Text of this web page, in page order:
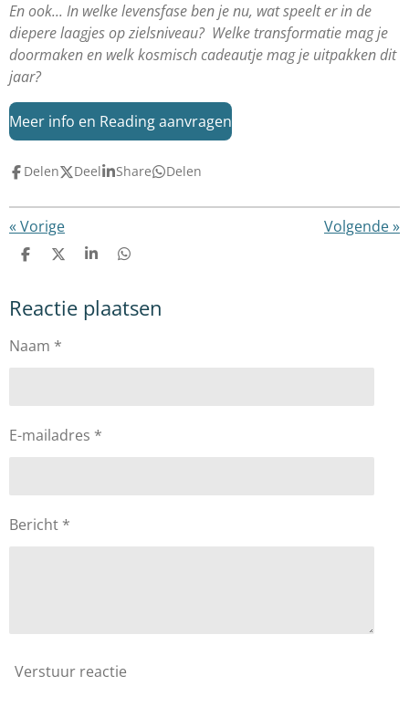
En ook... In welke levensfase ben je nu, wat speelt er in de
diepere laagjes op zielsniveau? Welke transformatie mag je
doormaken en welk kosmisch cadeautje mag je uitpakken dit
jaar?
Meer info en Reading aanvragen
Delen Deel Share Delen
«Vorige Volgende»
D
e
n
D
l
S
r
e
D
e
n
Reactie plaatsen
Naam *
E-mailadres *
Bericht *
Verstuur reactie